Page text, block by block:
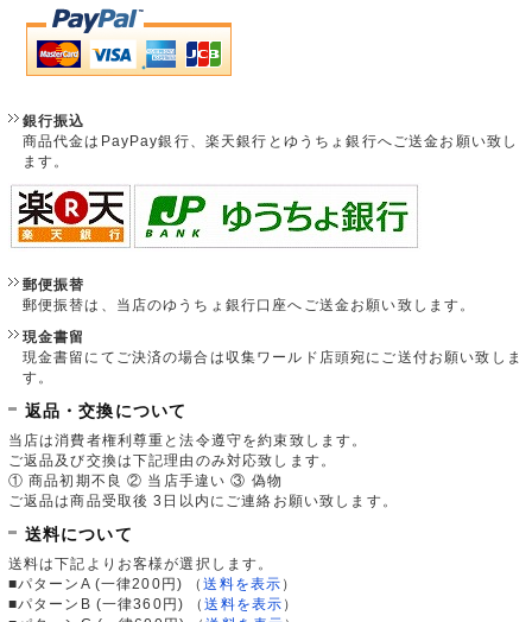
銀行振込
商品代金はPayPay銀行、楽天銀行とゆうちょ銀行へご送金お願い致し
ます。
郵便振替
郵便振替は、当店のゆうちょ銀行口座へご送金お願い致します。
現金書留
現金書留にてご決済の場合は収集ワールド店頭宛にご送付お願い致しま
す。
返品・交換について
当店は消費者権利尊重と法令遵守を約束致します。
ご返品及び交換は下記理由のみ対応致します。
① 商品初期不良 ② 当店手違い ③ 偽物
ご返品は商品受取後 3日以内にご連絡お願い致します。
送料について
送料は下記よりお客様が選択します。
■パターンA (一律200円)
（送料を表示 ）
■パターンB (一律360円)
（送料を表示 ）